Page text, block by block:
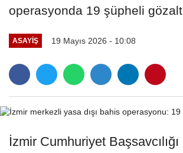
operasyonda 19 şüpheli
ASAYİŞ 19 Mayıs 2026 - 10:08
İzmir Cumhuriyet Başsavcılığı